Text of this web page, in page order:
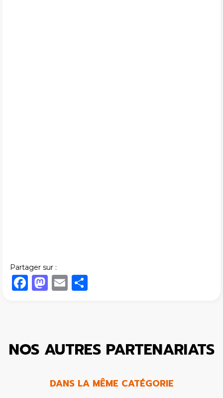
Partager sur :
Facebook
Mastodon
Email
NOS AUTRES PARTENARIATS
DANS LA MÊME CATÉGORIE